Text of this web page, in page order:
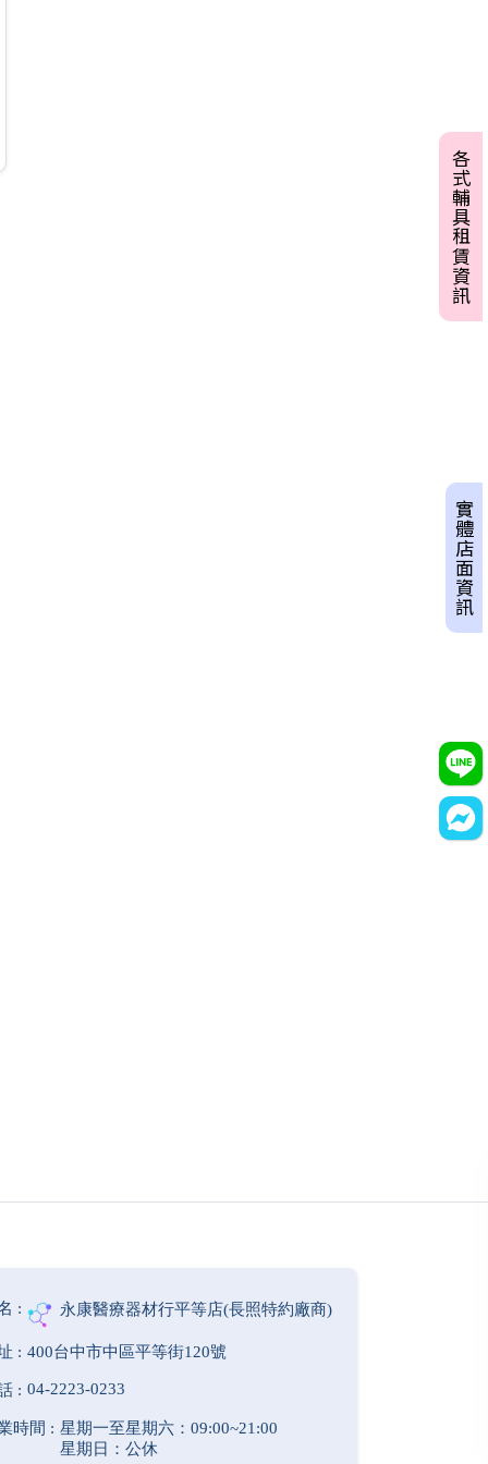
各式輔具租賃資訊
實體店面資訊
永康醫療器材行平等店(長照特約廠商)
400台中市中區平等街120號
04-2223-0233
星期一至星期六：09:00~21:00
星期日：公休